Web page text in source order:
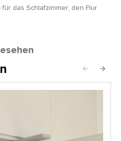
das Schlafzimmer, den Flur